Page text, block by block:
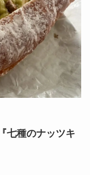
七種のナッツキ